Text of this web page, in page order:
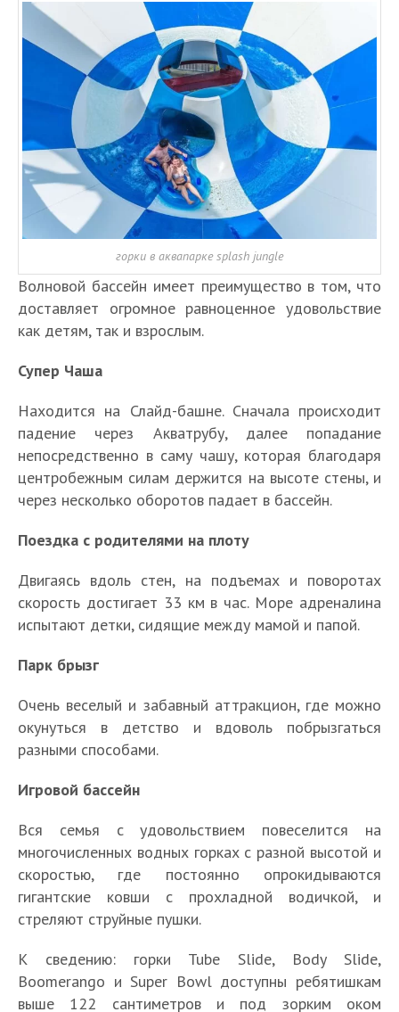
горки в аквапарке splash jungle
Волновой бассейн имеет преимущество в том, что
доставляет огромное равноценное удовольствие
как детям, так и взрослым.
Супер Чаша
Находится на Слайд-башне. Сначала происходит
падение через Акватрубу, далее попадание
непосредственно в саму чашу, которая благодаря
центробежным силам держится на высоте стены, и
через несколько оборотов падает в бассейн.
Поездка с родителями на плоту
Двигаясь вдоль стен, на подъемах и поворотах
скорость достигает 33 км в час. Море адреналина
испытают детки, сидящие между мамой и папой.
Парк брызг
Очень веселый и забавный аттракцион, где можно
окунуться в детство и вдоволь побрызгаться
разными способами.
Игровой бассейн
Вся семья с удовольствием повеселится на
многочисленных водных горках с разной высотой и
скоростью, где постоянно опрокидываются
гигантские ковши с прохладной водичкой, и
стреляют струйные пушки.
К сведению: горки Tube Slide, Body Slide,
Boomerango и Super Bowl доступны ребятишкам
выше 122 сантиметров и под зорким оком